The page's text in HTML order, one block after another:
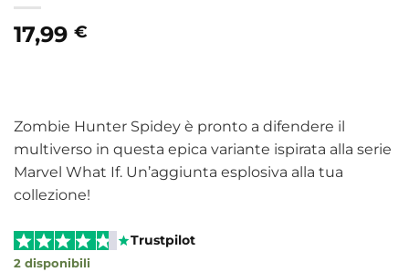
17,99 €
Zombie Hunter Spidey è pronto a difendere il
multiverso in questa epica variante ispirata alla serie
Marvel What If. Un’aggiunta esplosiva alla tua
collezione!
Trustpilot
2 disponibili